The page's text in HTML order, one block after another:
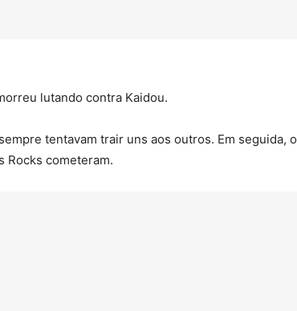
lutando contra Kaidou.
tentavam trair uns aos outros. Em seguida, o
Rocks cometeram.